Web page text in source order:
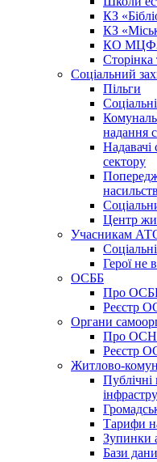
КЗ
КЗ
КО
Сторінка
Соціальний
Пільги
надання
Надавачі
сектору
Центр
Учасникам
Герої не
ОСББ
Про
Реєстр
Органи
Про ОСН
Реєстр
Житлово-
Публічні
Тарифи
Зупинки
Бази